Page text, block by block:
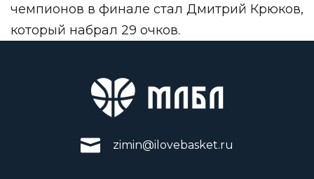
чемпионов в финале стал Дмитрий Крюков,
который набрал 29 очков.
zimin@ilovebasket.ru